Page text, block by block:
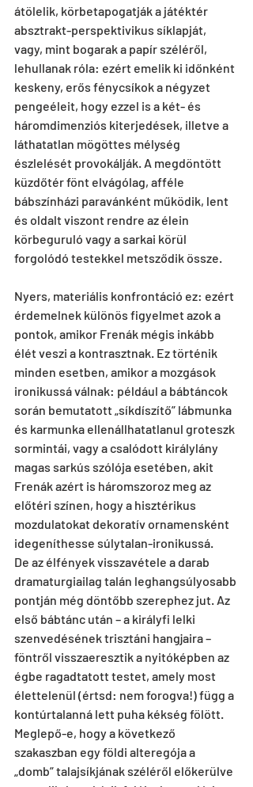
átölelik, körbetapogatják a játéktér
absztrakt-perspektivikus síklapját,
vagy, mint bogarak a papír széléről,
lehullanak róla: ezért emelik ki időnként
keskeny, erős fénycsíkok a négyzet
pengeéleit, hogy ezzel is a két- és
háromdimenziós kiterjedések, illetve a
láthatatlan mögöttes mélység
észlelését provokálják. A megdöntött
küzdőtér fönt elvágólag, afféle
bábszínházi paravánként működik, lent
és oldalt viszont rendre az élein
körbeguruló vagy a sarkai körül
forgolódó testekkel metsződik össze.
Nyers, materiális konfrontáció ez: ezért
érdemelnek különös figyelmet azok a
pontok, amikor Frenák mégis inkább
élét veszi a kontrasztnak. Ez történik
minden esetben, amikor a mozgások
ironikussá válnak: például a bábtáncok
során bemutatott „síkdíszítő” lábmunka
és karmunka ellenállhatatlanul groteszk
sormintái, vagy a csalódott királylány
magas sarkús szólója esetében, akit
Frenák azért is háromszoroz meg az
előtéri színen, hogy a hisztérikus
mozdulatokat dekoratív ornamensként
idegeníthesse súlytalan-ironikussá.
De az élfények visszavétele a darab
dramaturgiailag talán leghangsúlyosabb
pontján még döntőbb szerephez jut. Az
első bábtánc után – a királyfi lelki
szenvedésének trisztáni hangjaira –
föntről visszaeresztik a nyitóképben az
égbe ragadtatott testet, amely most
élettelenül (értsd: nem forogva!) függ a
kontúrtalanná lett puha kékség fölött.
Meglepő-e, hogy a következő
szakaszban egy földi alteregója a
„domb” talajsíkjának széléről előkerülve